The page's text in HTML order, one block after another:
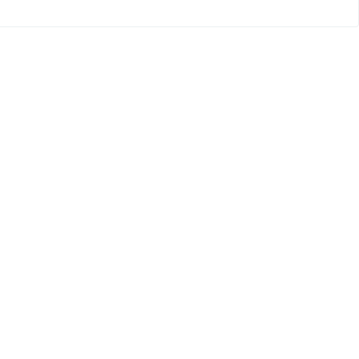
De overkapping is uniek afgewerkt met een houten
te geven.
zorgt de erg sterke constructie met onder andere verlijmde
zodat je blokhut bestand is tegen zware